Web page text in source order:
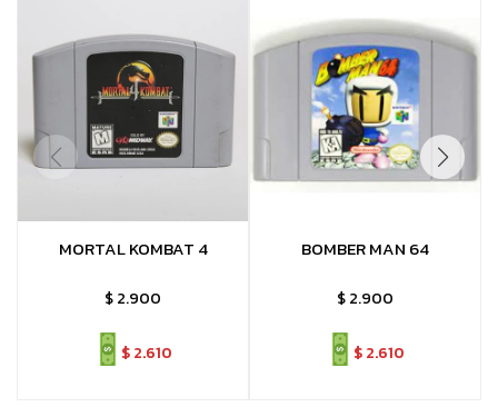
MORTAL KOMBAT 4
$2.900
$ 2.610
BOMBER MAN 64
$2.900
$ 2.610